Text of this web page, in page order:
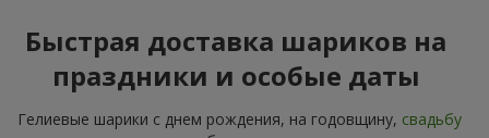
Быстрая доставка шариков на
праздники и особые даты
Гелиевые шарики с днем рождения, на годовщину, свадьбу